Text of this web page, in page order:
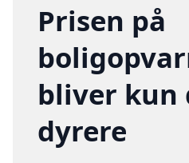
Prisen på
bliver kun
dyrere